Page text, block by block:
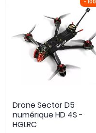
Drone Sector D5
numérique HD 4S -
HGLRC